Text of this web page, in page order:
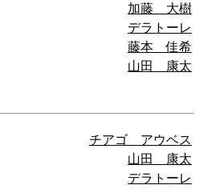
加藤 大樹
デラトーレ
藤本 佳希
山田 康太
チアゴ アウベス
山田 康太
デラトーレ